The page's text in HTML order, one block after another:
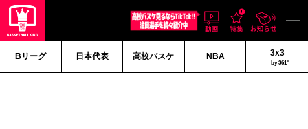
Bリーグ 日本代表 高校バスケ NBA 3x3
by 361°